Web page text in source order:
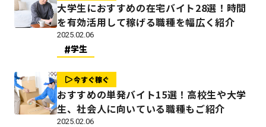
大学生におすすめの在宅バイト28選！時間
を有効活用して稼げる職種を幅広く紹介
2025.02.06
学生
今すぐ稼ぐ
おすすめの単発バイト15選！高校生や大学
生、社会人に向いている職種もご紹介
2025.02.06